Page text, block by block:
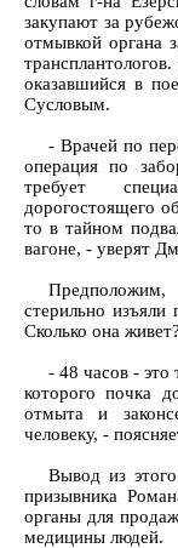
закупают за
отмывкой органа
оказавшийся в
Сусловым.
- Врачей по
операция по
требует
дорогостоящего
то в тайном
вагоне, - уверят
стерильно изъяли
Сколько она живет?
- 48 часов - это
которого почка
отмыта и
человеку, -
Вывод из
призывника
органы для
медицины людей.